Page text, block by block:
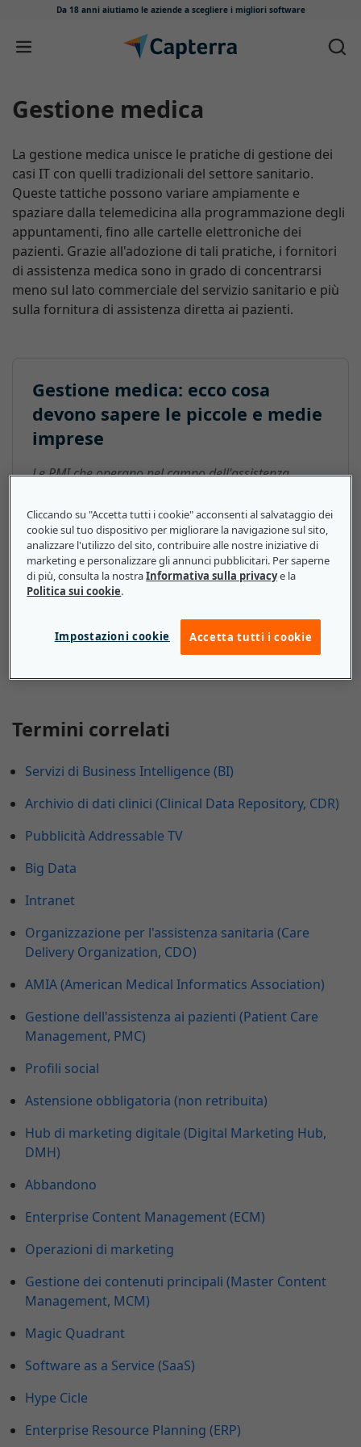
Da 18 anni aiutiamo le aziende a scegliere i migliori software
Salta e vai al contenuto
Gestione medica
La gestione medica unisce le pratiche di gestione dei
casi IT con quelli tradizionali del settore sanitario.
Queste tattiche possono variare ampiamente e
spaziare dalla telemedicina alla programmazione degli
appuntamenti, fino alle cartelle elettroniche dei
pazienti. Grazie all'adozione di tali pratiche, i fornitori
di assistenza medica sono in grado di concentrarsi
meno sul lato commerciale del servizio sanitario e più
sulla fornitura di assistenza diretta ai pazienti.
Gestione medica: ecco cosa
devono sapere le piccole e medie
imprese
Le PMI che operano nel campo dell'assistenza
gestione medica che faccia uso delle ultime
tecnologie. Queste soluzioni, come la telemedicina,
l'analisi dei dati sanitari o i dispositivi indossabili,
permettono ai responsabili e agli operatori del
settore sanitario di occuparsi meglio dei pazienti,
loro bisogni specifici o gestendo le loro patologie in
modo più efficiente.
Termini correlati
Servizi di Business Intelligence (BI)
Archivio di dati clinici (Clinical Data Repository, CDR)
Pubblicità Addressable TV
Big Data
Intranet
Organizzazione per l'assistenza sanitaria (Care
Delivery Organization, CDO)
AMIA (American Medical Informatics Association)
Gestione dell'assistenza ai pazienti (Patient Care
Management, PMC)
Profili social
Astensione obbligatoria (non retribuita)
Hub di marketing digitale (Digital Marketing Hub,
DMH)
Abbandono
Enterprise Content Management (ECM)
Operazioni di marketing
Gestione dei contenuti principali (Master Content
Management, MCM)
Magic Quadrant
Software as a Service (SaaS)
Hype Cicle
Enterprise Resource Planning (ERP)
Cliccando su "Accetta tutti i cookie" acconsenti al salvataggio dei
cookie sul tuo dispositivo per migliorare la navigazione sul sito,
analizzare l'utilizzo del sito, contribuire alle nostre iniziative di
marketing e personalizzare gli annunci pubblicitari. Per saperne
di più, consulta la nostraInformativa sulla privacye la
Politica sui cookie.
Impostazioni cookie Accetta tutti i cookie